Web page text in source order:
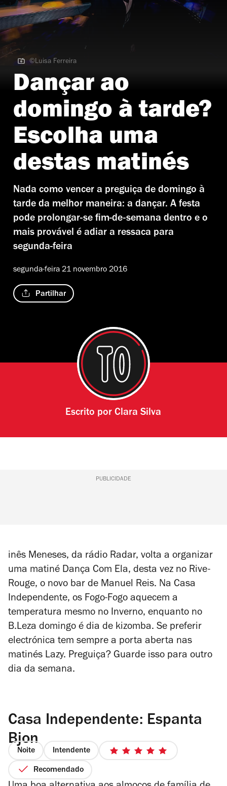
©Luisa Ferreira
©Luisa Ferreira
Dançar ao
domingo à tarde?
Escolha uma
destas matinés
Nada como vencer a preguiça de domingo à
tarde da melhor maneira: a dançar. A festa
pode prolongar-se fim-de-semana dentro e o
mais provável é adiar a ressaca para
segunda-feira
segunda-feira 21 novembro 2016
Partilhar
Escrito porClara Silva
PUBLICIDADE
inês Meneses, da rádio Radar, volta a organizar
uma matiné Dança Com Ela, desta vez no Rive-
Rouge, o novo bar de Manuel Reis. Na Casa
Independente, os Fogo-Fogo aquecem a
temperatura mesmo no Inverno, enquanto no
B.Leza domingo é dia de kizomba. Se preferir
electrónica tem sempre a porta aberta nas
matinés Lazy. Preguiça? Guarde isso para outro
dia da semana.
Casa Independente: Espanta
Bjon
Noite Intendente
5/5
Recomendado